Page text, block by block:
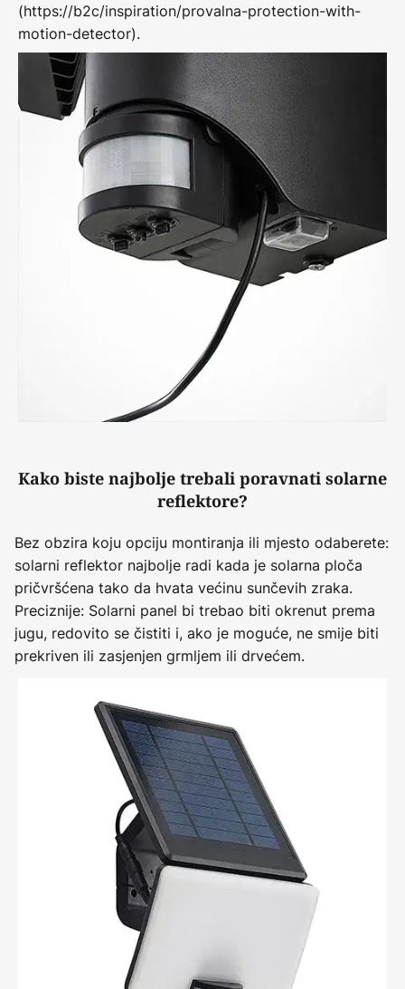
(https://b2c/inspiration/provalna-protection-with-
motion-detector).
Kako biste najbolje trebali poravnati solarne
reflektore?
Bez obzira koju opciju montiranja ili mjesto odaberete:
solarni reflektor najbolje radi kada je solarna ploča
pričvršćena tako da hvata većinu sunčevih zraka.
Preciznije: Solarni panel bi trebao biti okrenut prema
jugu, redovito se čistiti i, ako je moguće, ne smije biti
prekriven ili zasjenjen grmljem ili drvećem.